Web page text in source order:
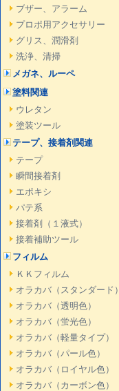
ブザー、アラーム
プロポ用アクセサリー
グリス、潤滑剤
洗浄、清掃
メガネ、ルーペ
塗料関連
ウレタン
塗装ツール
テープ、接着剤関連
テープ
瞬間接着剤
エポキシ
パテ系
接着剤（１液式）
接着補助ツール
フィルム
ＫＫフィルム
オラカバ（スタンダード）
オラカバ（透明色）
オラカバ（蛍光色）
オラカバ（軽量タイプ）
オラカバ（パール色）
オラカバ（ロイヤル色）
オラカバ（カーボン色）